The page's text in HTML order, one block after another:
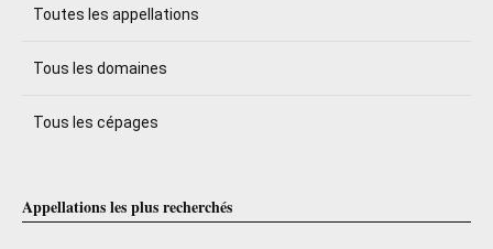
Toutes les appellations
Tous les domaines
Tous les cépages
Appellations les plus recherchés